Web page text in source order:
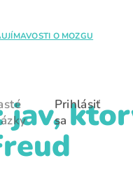
Prihlásiť
sa
O MOZGU
jav,